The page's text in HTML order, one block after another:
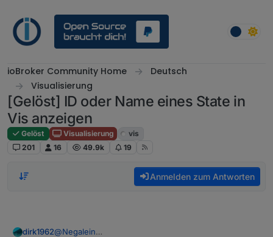
ioBroker Community Home
Deutsch
Visualisierung
[Gelöst] ID oder Name eines State in
Vis anzeigen
Gelöst Visualisierung
vis
201
16 49.9k 19
Anmelden zum Antworten
dirk1962@Negalein